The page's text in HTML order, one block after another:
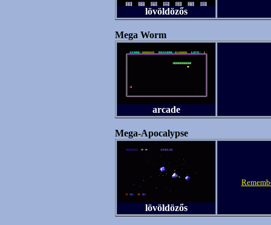
lövöldözős
Mega Worm
arcade
Mega-Apocalypse
lövöldözős